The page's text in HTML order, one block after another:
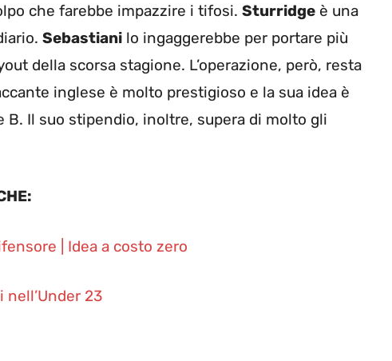
che farebbe impazzire i tifosi. Sturridge è una
Sebastiani lo ingaggerebbe per portare più
della scorsa stagione. L’operazione, però, resta
inglese è molto prestigioso e la sua idea è
B. Il suo stipendio, inoltre, supera di molto gli
| Idea a costo zero
23